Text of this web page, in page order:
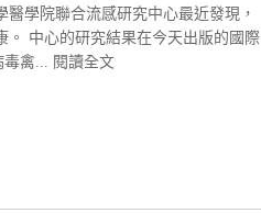
學院聯合流感研究中心最近發現，
。 中心的研究結果在今天出版的國際
毒禽... 閱讀全文